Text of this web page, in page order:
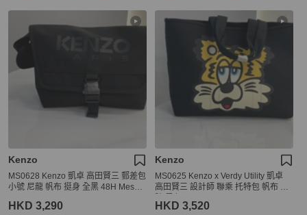
Kenzo
MS0628 Kenzo 凱卓 高田賢三 郵差包
小號 尼龍 帆布 挺身 全黑 48H Messe
W
HKD 3,290
Kenzo
MS0625 Kenzo x Verdy Utility 凱卓
高田賢三 設計師 聯乘 托特包 帆布 大
kHKD 3,520